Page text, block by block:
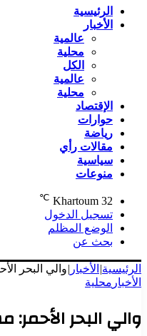
الرئيسية
الأخبار
عالمية
محلية
الكل
عالمية
محلية
الإقتصاد
حوارات
رياضة
مقالات رأي
سياسية
منوعات
Khartoum 32
℃
تسجيل الدخول
الوضع المظلم
بحث عن
الرئيسية| الأخبار |والي البحر
الأخبار محلية
والي البحر